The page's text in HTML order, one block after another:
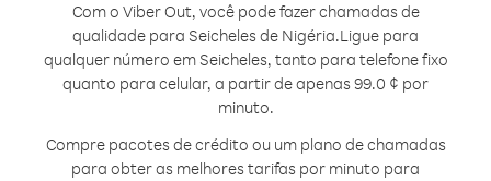
Com o Viber Out, você pode fazer chamadas de
qualidade para Seicheles de Nigéria.Ligue para
qualquer número em Seicheles, tanto para telefone fixo
quanto para celular, a partir de apenas 99.0 ¢ por
minuto.
Compre pacotes de crédito ou um plano de chamadas
para obter as melhores tarifas por minuto para